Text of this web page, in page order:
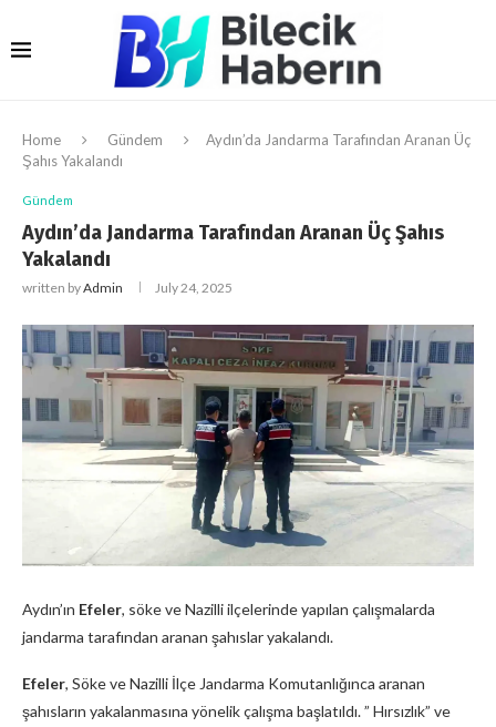
Home Gündem
Aydın’da Jandarma Tarafından Aranan Üç
Şahıs Yakalandı
Gündem
Aydın’da Jandarma Tarafından Aranan Üç Şahıs
Yakalandı
written byAdmin July 24, 2025
Aydın’ın Efeler, söke ve Nazilli ilçelerinde yapılan çalışmalarda
jandarma tarafından aranan şahıslar yakalandı.
Efeler, Söke ve Nazilli İlçe Jandarma Komutanlığınca aranan
şahısların yakalanmasına yönelik çalışma başlatıldı. ” Hırsızlık” ve